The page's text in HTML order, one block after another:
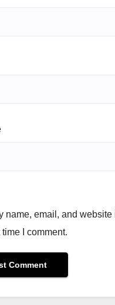
name, email, and
I comment.